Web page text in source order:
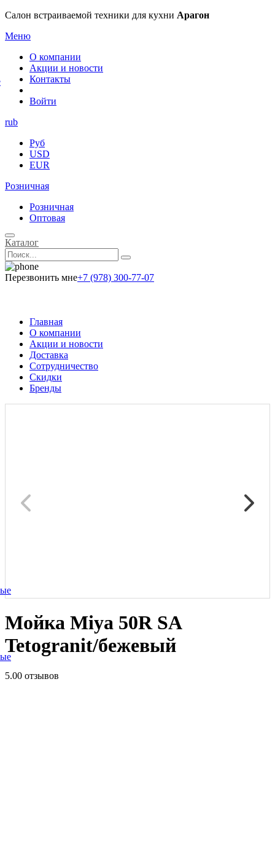
Салон встраиваемой техники для кухни Арагон
Меню
О компании
Акции и новости
Контакты
Войти
rub
Руб
USD
EUR
Розничная
Розничная
Оптовая
Каталог
Перезвонить мне+7 (978) 300-77-07
Главная
О компании
Акции и новости
Доставка
Сотрудничество
Скидки
Бренды
Мойка Miya 50R SA
Tetogranit/бежевый
5.00 отзывов